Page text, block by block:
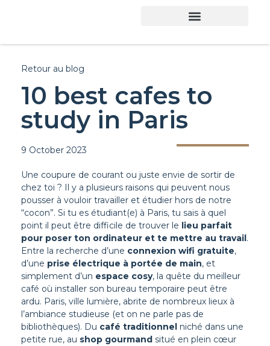
Retour au blog
10 best cafes to
study in Paris
9 October 2023
Une coupure de courant ou juste envie de sortir de
chez toi ? Il y a plusieurs raisons qui peuvent nous
pousser à vouloir travailler et étudier hors de notre
“cocon”. Si tu es étudiant(e) à Paris, tu sais à quel
point il peut être difficile de trouver le lieu parfait
pour poser ton ordinateur et te mettre au travail .
Entre la recherche d’une connexion wifi gratuite,
d’une prise électrique à portée de main, et
simplement d’un espace cosy, la quête du meilleur
café où installer son bureau temporaire peut être
ardu. Paris, ville lumière, abrite de nombreux lieux à
l’ambiance studieuse (et on ne parle pas de
bibliothèques). Du café traditionnel niché dans une
petite rue, au shop gourmand situé en plein cœur